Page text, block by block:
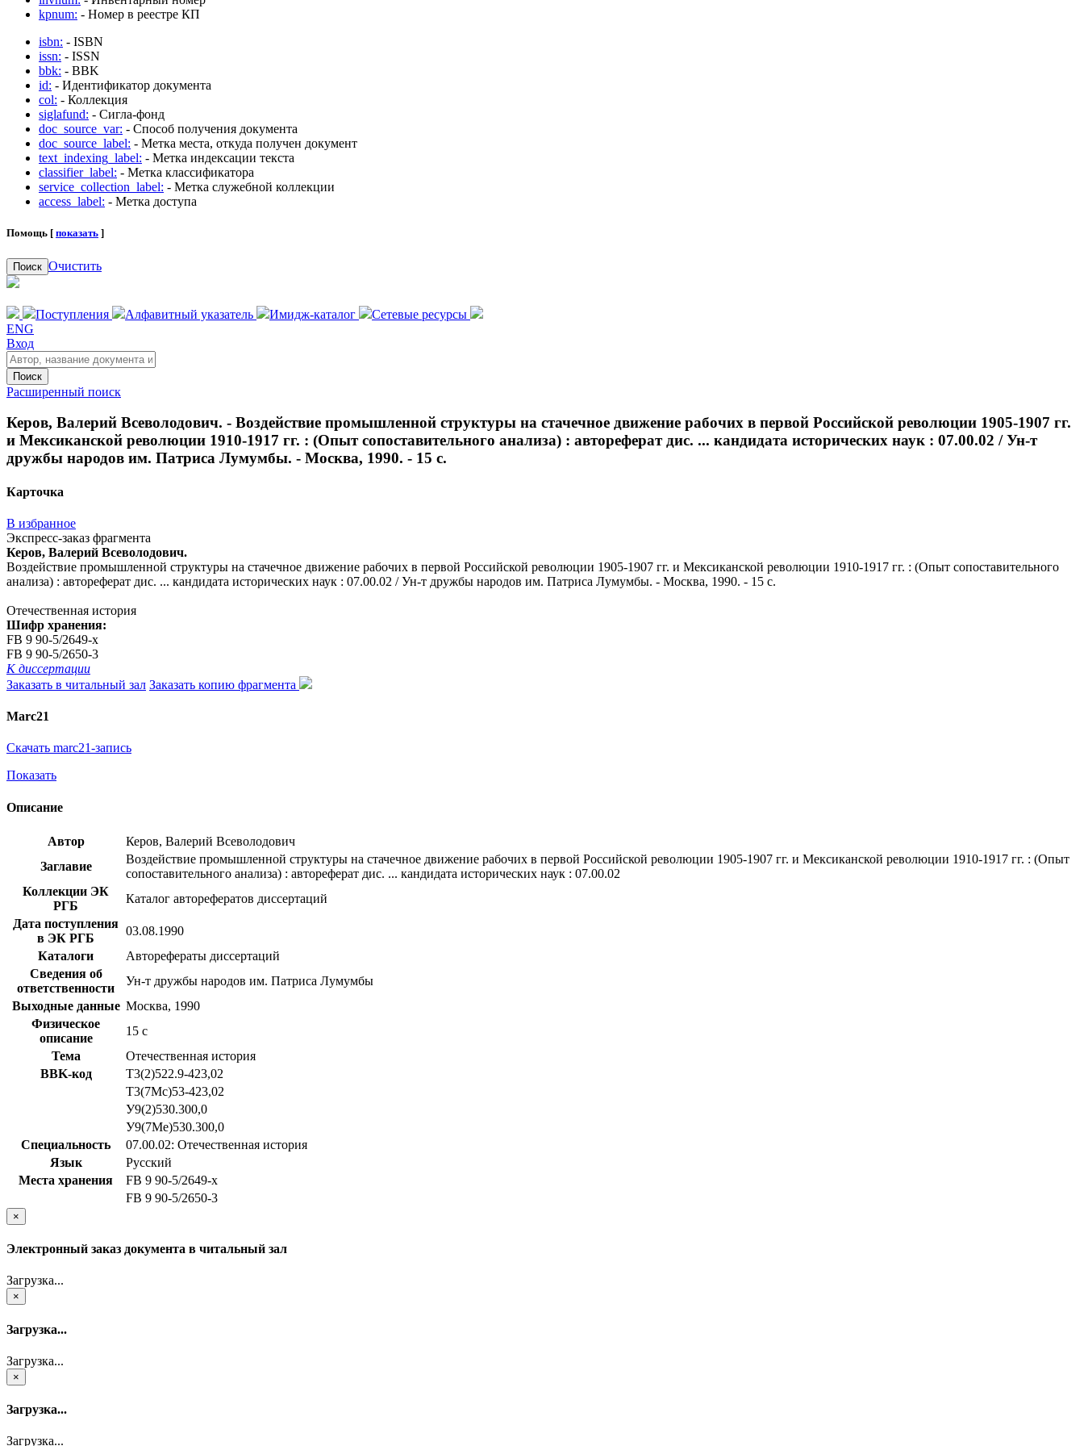
kpnum: - Номер в реестре КП
isbn: - ISBN
issn: - ISSN
bbk: - BBK
id: - Идентификатор документа
col: - Коллекция
siglafund: - Сигла-фонд
doc_source_var: - Способ получения документа
doc_source_label: - Метка места, откуда получен документ
text_indexing_label: - Метка индексации текста
classifier_label: - Метка классификатора
service_collection_label: - Метка служебной коллекции
access_label: - Метка доступа
Помощь [ показать ]
Поиск Очистить
Поступления Алфавитный указатель Имидж-каталог
Сетевые ресурсы
ENG
Вход
Поиск
Расширенный поиск
Керов, Валерий Всеволодович. - Воздействие промышленной структуры на стачечное движение рабочих в первой Российской революции 1905-1907 гг.
и Мексиканской революции 1910-1917 гг. : (Опыт сопоставительного анализа) : автореферат дис. ... кандидата исторических наук : 07.00.02 / Ун-т
дружбы народов им. Патриса Лумумбы. - Москва, 1990. - 15 с.
Карточка
В избранное
Экспресс-заказ фрагмента
Керов, Валерий Всеволодович.
Воздействие промышленной структуры на стачечное движение рабочих в первой Российской революции 1905-1907 гг. и Мексиканской революции 1910-1917 гг. : (Опыт сопоставительного
анализа) : автореферат дис. ... кандидата исторических наук : 07.00.02 / Ун-т дружбы народов им. Патриса Лумумбы. - Москва, 1990. - 15 с.
Отечественная история
Шифр хранения:
FB 9 90-5/2649-x
FB 9 90-5/2650-3
К диссертации
Заказать в читальный зал Заказать копию фрагмента
Marc21
Скачать marc21-запись
Показать
Описание
Автор
Керов, Валерий Всеволодович
Заглавие
Воздействие промышленной структуры на стачечное движение рабочих в первой Российской революции 1905-1907 гг. и Мексиканской революции 1910-1917 гг. : (Опыт
сопоставительного анализа) : автореферат дис. ... кандидата исторических наук : 07.00.02
Коллекции ЭК
РГБ
Каталог авторефератов диссертаций
Дата поступления
в ЭК РГБ
03.08.1990
Каталоги
Авторефераты диссертаций
Сведения об
ответственности
Ун-т дружбы народов им. Патриса Лумумбы
Выходные данные Москва, 1990
Физическое
описание
15 с
Тема
Отечественная история
BBK-код
Т3(2)522.9-423,02
Т3(7Мс)53-423,02
У9(2)530.300,0
У9(7Ме)530.300,0
Специальность
07.00.02: Отечественная история
Язык
Русский
Места хранения
FB 9 90-5/2649-x
FB 9 90-5/2650-3
×
Электронный заказ документа в читальный зал
Загрузка...
×
Загрузка...
Загрузка...
×
Загрузка...
Загрузка...